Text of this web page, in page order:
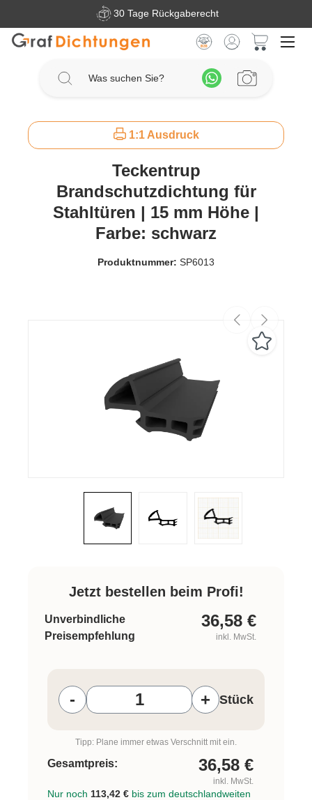
Zum Hauptinhalt springen30 Tage Rückgaberecht
1:1 Ausdruck
Teckentrup
Brandschutzdichtung für
Stahltüren | 15 mm Höhe |
Farbe: schwarz
Produktnummer: SP6013
Jetzt bestellen beim Profi!
Unverbindliche
Preisempfehlung
36,58 €
inkl. MwSt.
- + Stück
Tipp: Plane immer etwas Verschnitt mit ein.
Gesamtpreis: 36,58 €
inkl. MwSt.
Nur noch 113,42 € bis zum deutschlandweiten